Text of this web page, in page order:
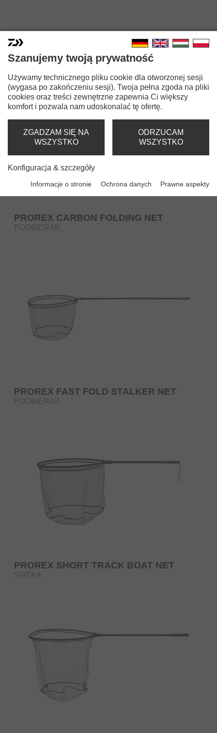
PODBIERAKI DO ŁODZI
PROREX CARBON FOLDING NET
PODBIERAK
PROREX FAST FOLD STALKER NET
PODBIERAK
PROREX SHORT TRACK BOAT NET
SIATKA
Szanujemy twoją prywatność
Używamy technicznego pliku cookie dla otworzonej sesji
(wygasa po zakończeniu sesji). Twoja pełna zgoda na pliki
cookies oraz treści zewnętrzne zapewnia Ci większy
komfort i pozwala nam udoskonalać tę ofertę.
ZGADZAM SIĘ NA
WSZYSTKO
ODRZUCAM
WSZYSTKO
Konfiguracja & szczegóły
Informacje o stronie Ochrona danych Prawne aspekty